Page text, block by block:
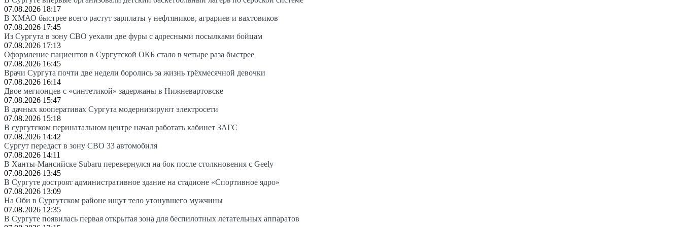
07.08.2026 18:17
В ХМАО быстрее всего растут зарплаты у нефтяников, аграриев и вахтовиков
07.08.2026 17:45
Из Сургута в зону СВО уехали две фуры с адресными посылками бойцам
07.08.2026 17:13
Оформление пациентов в Сургутской ОКБ стало в четыре раза быстрее
07.08.2026 16:45
Врачи Сургута почти две недели боролись за жизнь трёхмесячной девочки
07.08.2026 16:14
Двое мегионцев с «синтетикой» задержаны в Нижневартовске
07.08.2026 15:47
В дачных кооперативах Сургута модернизируют электросети
07.08.2026 15:18
В сургутском перинатальном центре начал работать кабинет ЗАГС
07.08.2026 14:42
Сургут передаст в зону СВО 33 автомобиля
07.08.2026 14:11
В Ханты-Мансийске Subaru перевернулся на бок после столкновения с Geely
07.08.2026 13:45
В Сургуте достроят административное здание на стадионе «Спортивное ядро»
07.08.2026 13:09
На Оби в Сургутском районе ищут тело утонувшего мужчины
07.08.2026 12:35
В Сургуте появилась первая открытая зона для беспилотных летательных аппаратов